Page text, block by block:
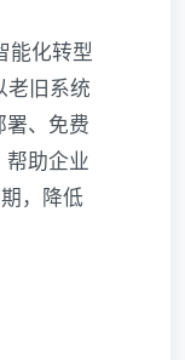
能化转型
老旧系统
、免费
帮助企业
，降低